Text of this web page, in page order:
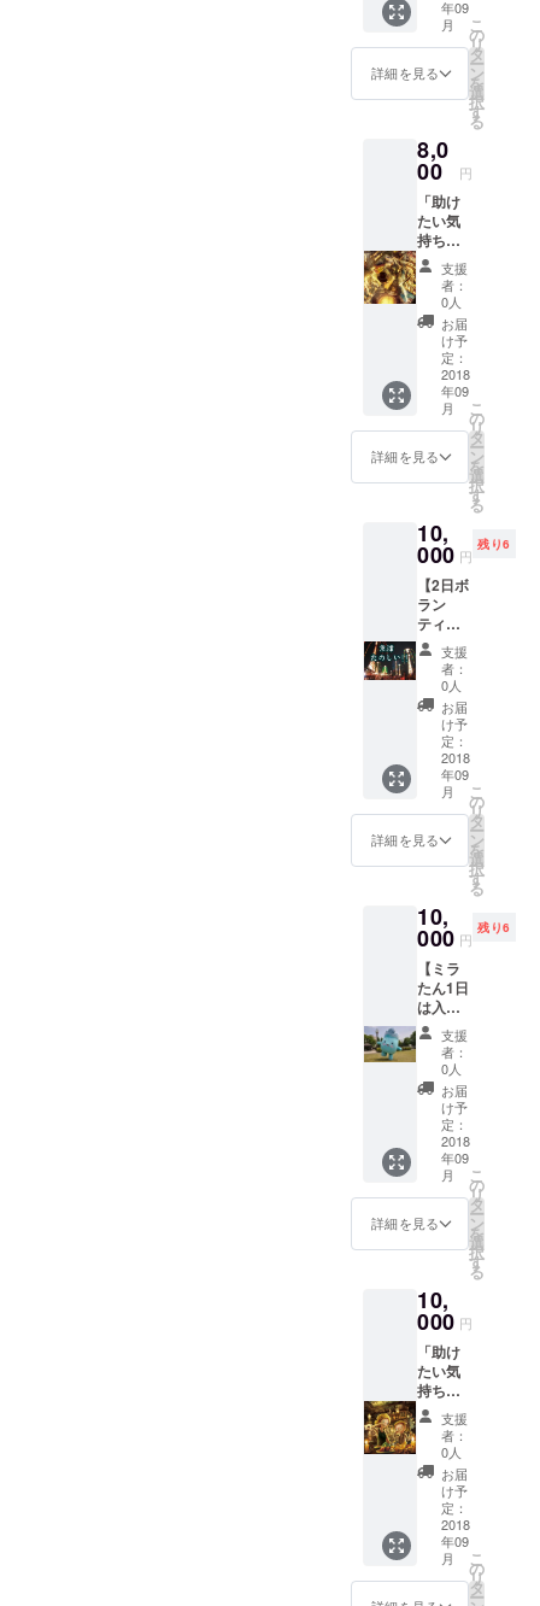
キャン
ディー
もど
き？(な
そうな
もの考
案中) 皆
さまの
お越し
を心よ
りお待
ちして
おりま
す。
ルマル
シェ】
●近隣の
作家さ
シェ ●
プペル
展に関
する展
示や販
売 ●ス
ナック
キャン
ディー
もど
き？(な
んか子
供たち
が喜び
そうな
もの考
案中) 皆
りお待
ちして
おりま
す。
て、
「プペ
ル展」
を一緒
に盛り
上げて
る方‼
お待ち
してお
りま
す。 5
日に前
日入
り、わ
からな
いこ
と、ご
希望な
どあり
ました
ら メー
ルにて
お知ら
「プペ
ル展」
が開催
される
埋没林
博物館
の埋没
林と
は．．
． 文字
どお
り“埋も
れた
林”のこ
とで
す。 魚
津埋没
約2,000
片貝川
の氾濫
によっ
て流れ
出た土
砂がス
ギの原
生林を
埋め、
その後
海面が
上昇し
て現在
の海面
より下
たと考
えられ
和
30(195
5)年に
特別天
然記念
物の指
定を受
けてい
ます。
なの
で、海
沿いに
博物館
はあり
ます。
年09
月
詳細を見る
こ
の
リ
タ
ー
ン
を
選
択
す
る
8,0
00 円
「助け
たい気
持ち～
大」1日
チケッ
ト 【魚
津｢プペ
ル展」
特製缶
バッ
チ】
【魚津
｢プペル
展」特
製Ｔ
シャ
イズ指
定 【ハ
イビ
ジョン
シア
ター】
17：00
～
18：30
～ 2回
講演 ●
映像 ●
人形劇
●読み聞
かせ ●
支援金
の集ま
カル絵
本見れ
ます!!
園児以
下無料
です。
【ミニ
マル
シェ】
●近隣の
作家さ
んたち
の楽し
いマル
シェ ●
プペル
展に関
ナック
キャン
ディー
もど
き？(な
んか子
供たち
が喜び
そうな
もの考
案中) 皆
さまの
お越し
を心よ
りお待
支援
者：
0人
お届
け予
定：
2018
年09
月
詳細を見る
こ
の
リ
タ
ー
ン
を
選
択
す
る
10,
000 円
残り6
【2日ボ
ラン
ティア
スタッ
フ券】
●ランチ
＋寝所
ボラン
ティア
とし
て、
「プペ
ル展」
を一緒
に盛り
くださ
る方‼
寝食を
共にし
て味わ
うプペ
ル展…
楽しみ
にして
お待ち
してお
りま
す。 5
日に前
日入
り、わ
からな
どあり
ました
ら メー
ルにて
お知ら
せくだ
さい。
今回プ
ペル展
が開催
される
埋没林
博物館
の近く
には ｢ミ
ラー
支援
者：
0人
お届
け予
定：
2018
年09
月
詳細を見る
こ
の
リ
タ
ー
ン
を
選
択
す
る
10,
000 円
残り6
【ミラ
たん1日
は入れ
る券】
魚津市
のマス
コッ
ト…ミ
ラたん
ミラた
んに
入って
プペル
展を盛
り上げ
てくだ
大歓迎
です‼ ●
ミラた
んに
入って
盛り上
げる ●
ランチ
付き 来
られた
方々の
ご案
内、一
緒に写
真を
撮った
支援
者：
0人
お届
け予
定：
2018
年09
月
詳細を見る
こ
の
リ
タ
ー
ン
を
選
択
す
る
10,
000 円
「助け
たい気
持ち～
㊕大」1
日チ
ケット
【魚津
｢プペル
展」特
製ポス
ター】
【ハイ
ビジョ
支援
者：
0人
お届
け予
定：
2018
年09
月
こ
の
リ
タ
ー